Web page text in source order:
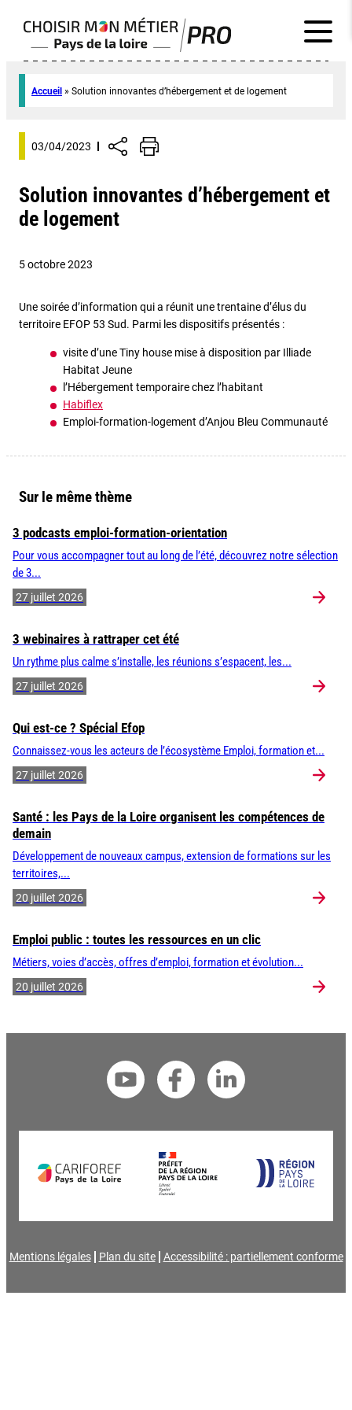
Accueil » Solution innovantes d’hébergement et de logement
03/04/2023
Solution innovantes d’hébergement et
de logement
5 octobre 2023
Une soirée d’information qui a réunit une trentaine d’élus du
territoire EFOP 53 Sud. Parmi les dispositifs présentés :
visite d’une Tiny house mise à disposition par Illiade
Habitat Jeune
l’Hébergement temporaire chez l’habitant
Habiflex
Emploi-formation-logement d’Anjou Bleu Communauté
Sur le même thème
3 podcasts emploi-formation-orientation
Pour vous accompagner tout au long de l’été, découvrez notre sélection
de 3...
27 juillet 2026
3 webinaires à rattraper cet été
Un rythme plus calme s’installe, les réunions s’espacent, les...
27 juillet 2026
Qui est-ce ? Spécial Efop
Connaissez-vous les acteurs de l’écosystème Emploi, formation et...
27 juillet 2026
Santé : les Pays de la Loire organisent les compétences de
demain
Développement de nouveaux campus, extension de formations sur les
territoires,...
20 juillet 2026
Emploi public : toutes les ressources en un clic
Métiers, voies d’accès, offres d’emploi, formation et évolution...
20 juillet 2026
Mentions légales Plan du site Accessibilité : partiellement conforme